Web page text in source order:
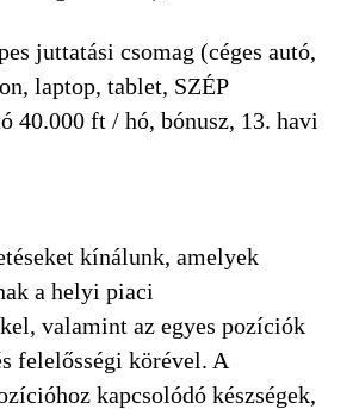
juttatási csomag (céges autó,
laptop, tablet, SZÉP
40.000 ft / hó, bónusz, 13. havi
kínálunk, amelyek
a helyi piaci
valamint az egyes pozíciók
felelősségi körével. A
kapcsolódó készségek,